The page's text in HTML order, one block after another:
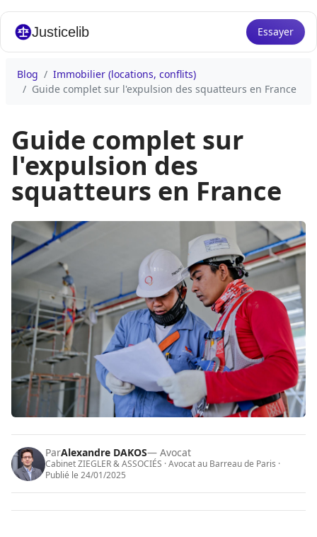
Justicelib Essayer
Blog
Immobilier (locations, conflits)
Guide complet sur l'expulsion des squatteurs en France
Guide complet sur
l'expulsion des
squatteurs en France
ParAlexandre DAKOS— Avocat
Cabinet ZIEGLER & ASSOCIÉS · Avocat au Barreau de Paris ·
Publié le 24/01/2025